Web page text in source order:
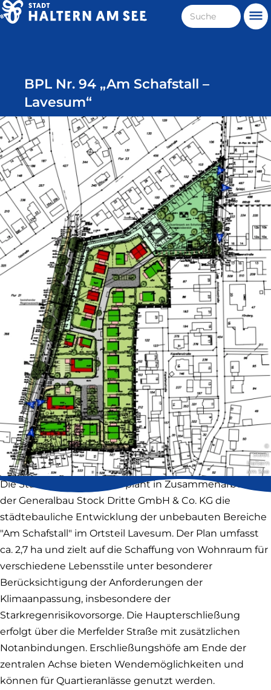
Direkt
zum
Suche
BPL Nr. 94 „Am Schafstall –
Lavesum“
©
Stadt
Haltern
am See
Die Stadt Haltern am See plant in Zusammenarbeit mit
der Generalbau Stock Dritte GmbH & Co. KG die
städtebauliche Entwicklung der unbebauten Bereiche
"Am Schafstall" im Ortsteil Lavesum. Der Plan umfasst
ca. 2,7 ha und zielt auf die Schaffung von Wohnraum für
verschiedene Lebensstile unter besonderer
Berücksichtigung der Anforderungen der
Klimaanpassung, insbesondere der
Starkregenrisikovorsorge. Die Haupterschließung
erfolgt über die Merfelder Straße mit zusätzlichen
Notanbindungen. Erschließungshöfe am Ende der
zentralen Achse bieten Wendemöglichkeiten und
können für Quartieranlässe genutzt werden.